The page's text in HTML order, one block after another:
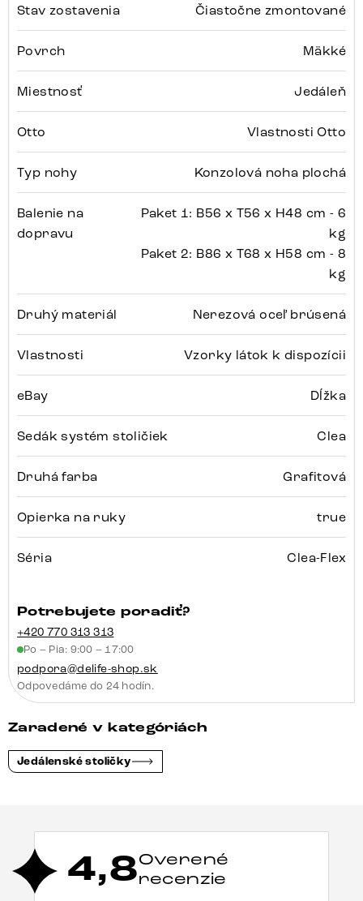
Stav zostavenia Čiastočne zmontované
Povrch Mäkké
Miestnosť Jedáleň
Otto Vlastnosti Otto
Typ nohy Konzolová noha plochá
Balenie na
dopravu
Paket 1: B56 x T56 x H48 cm - 6
kg
Paket 2: B86 x T68 x H58 cm - 8
kg
Druhý materiál Nerezová oceľ brúsená
Vlastnosti Vzorky látok k dispozícii
eBay Dĺžka
Sedák systém stoličiek Clea
Druhá farba Grafitová
Opierka na ruky true
Séria Clea-Flex
Potrebujete poradiť?
+420 770 313 313
Po – Pia: 9:00 – 17:00
podpora@delife-shop.sk
Odpovedáme do 24 hodín.
Zaradené v kategóriách
Jedálenské stoličky
4,8Overené
recenzie